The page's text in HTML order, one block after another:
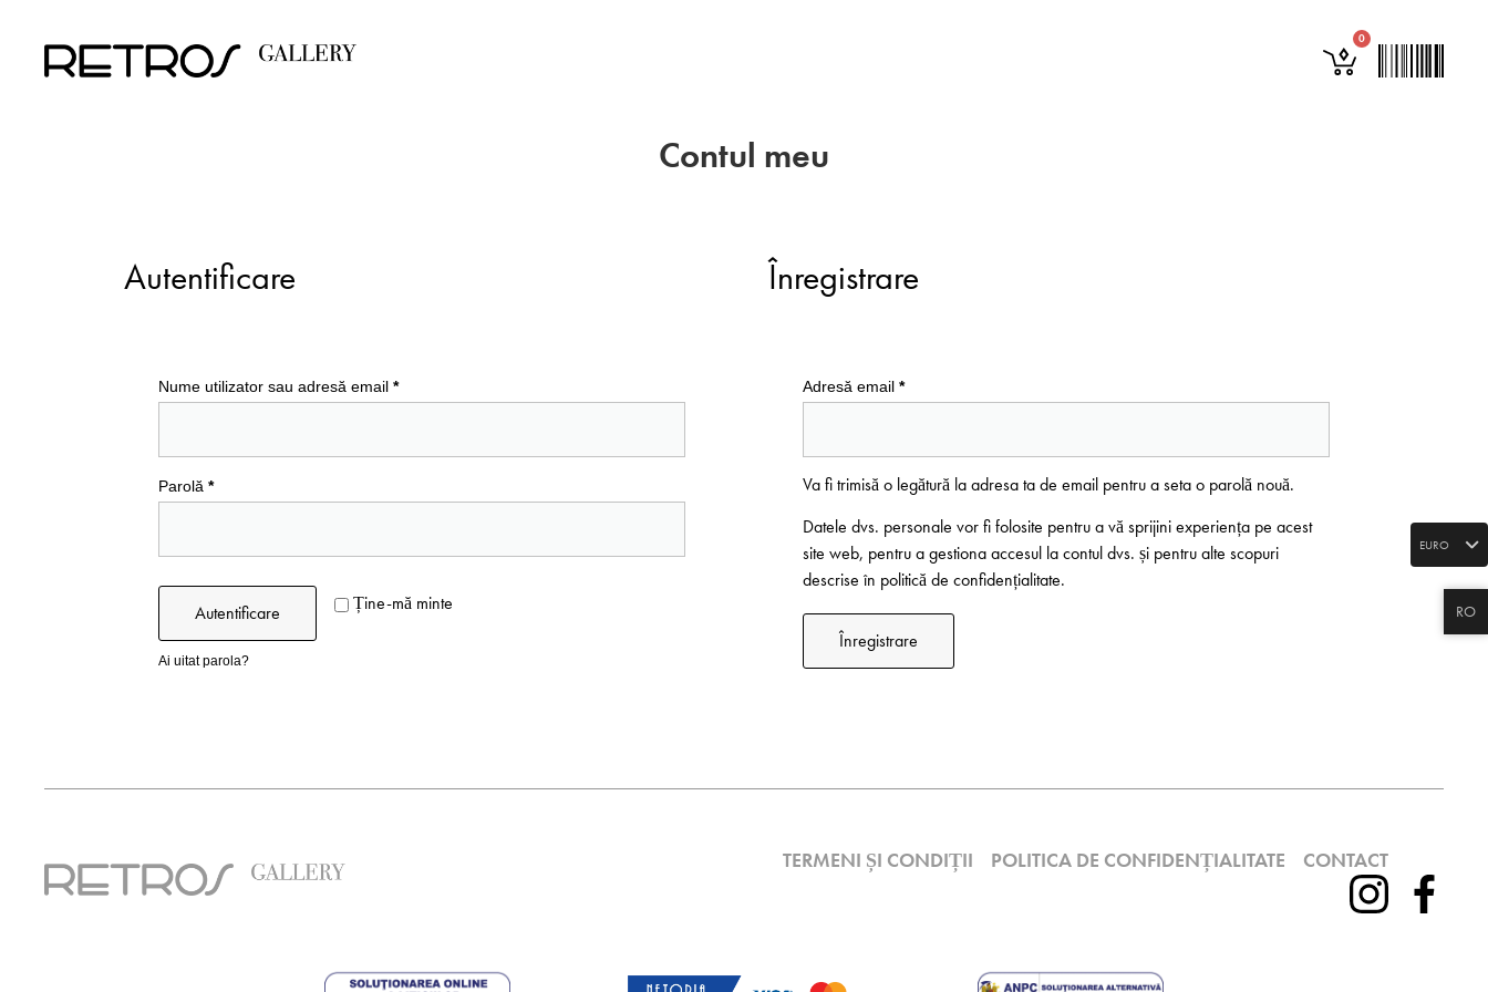
0
Contul meu
Autentificare
Nume utilizator sau adresă email *
Parolă *
Ține-mă minte
Autentificare
Ai uitat parola?
Înregistrare
Adresă email*
Va fi trimisă o legătură la adresa ta de email pentru a seta o parolă nouă.
Datele dvs. personale vor fi folosite pentru a vă sprijini experiența pe acest
site web, pentru a gestiona accesul la contul dvs. și pentru alte scopuri
descrise în politică de confidențialitate.
Înregistrare
TERMENI ȘI CONDIȚII POLITICA DE CONFIDENȚIALITATE CONTACT
EURO
RO